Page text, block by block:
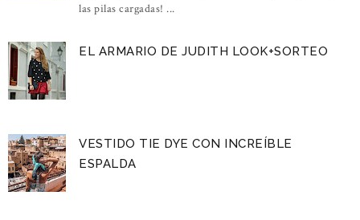
las pilas cargadas! ...
EL ARMARIO DE JUDITH LOOK+SORTEO
VESTIDO TIE DYE CON INCREÍBLE
ESPALDA